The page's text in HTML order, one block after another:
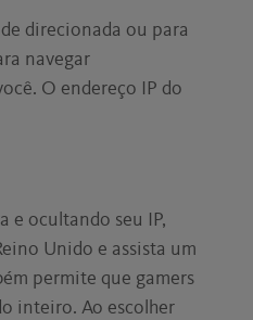
direcionada ou para
navegar
O endereço IP do
e ocultando seu IP,
Unido e assista um
permite que gamers
inteiro. Ao escolher